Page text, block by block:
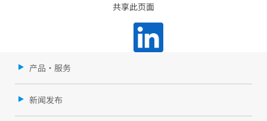
共享此页面
产品・服务
新闻发布